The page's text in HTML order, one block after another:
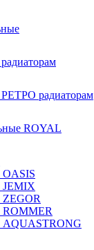
радиаторам
ROYAL
OASIS
JEMIX
ZEGOR
ROMMER
AQUASTRONG